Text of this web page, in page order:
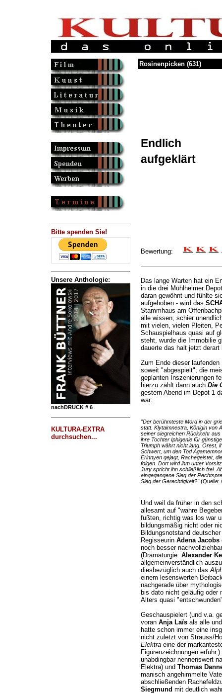
Bitte spenden Sie!
Unsere Anthologie:
nachDRUCK # 6
KULTURA-EXTRA
durchsuchen...
Rosinenpicken (631)
Endlich
aufgeklärt
Bewertung:
Das lange Warten hat ein
in die drei Mühlheimer
daran gewöhnt und fühlte
aufgehoben - wird das
Stammhaus am
alle wissen, schier
mit vielen, vielen Pleiten,
Schauspielhaus quasi auf
steht, wurde die Immobilie
dauerte das halt jetzt derart
Zum Ende dieser
soweit "abgespielt"; die
geplanten Inszenierungen
hierzu zählt dann auch Die
gestern Abend im Depot 1
war:
"Der berühmteste Mord in der
statt. Klytaimnestra, Königin von
seiner siegreichen Rückkehr aus
ihre Tochter Iphigenie für
Triumph währt nicht lang. Orest,
Schwert, um den Tod
Erinnyen gejagt, Rachegeister,
folgen. Dort wird ihm unter
Jury spricht ihn schließlich frei.
eingegangene Sieg der
Sieg der Gerechtigkeit?"(Quelle:
Und weil da früher in den
allesamt auf "wahre
fußten, richtig was los war
bildungsmäßig nicht oder
Bildungsnotstand
Regisseurin Adena Jacobs
noch besser
(Dramaturgie: Alexander
allgemeinverständlich
diesbezüglich auch das
einem lesenswerten
nachgerade über
bis dato nicht geläufig oder
Alters quasi
Geschauspielert (und v.a.
voran Anja Laïsals alle
hatte schon immer eine
nicht zuletzt von Strauss/
Elektraeine der
Figurenzeichnungen
unabdingbar nennenswert
Elektra) und Thomas
manisch angehimmelte
abschließenden
Siegmund mit deutlich